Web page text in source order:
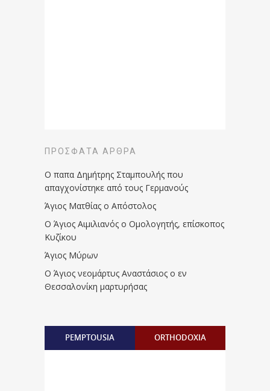
ΠΡΌΣΦΑΤΑ ΆΡΘΡΑ
Ο παπα Δημήτρης Σταμπουλής που
απαγχονίστηκε από τους Γερμανούς
Άγιος Ματθίας ο Απόστολος
Ο Άγιος Αιμιλιανός ο Ομολογητής, επίσκοπος
Κυζίκου
Άγιος Μύρων
Ο Άγιος νεομάρτυς Αναστάσιος ο εν
Θεσσαλονίκη μαρτυρήσας
PEMPTOUSIA ORTHODOXIA